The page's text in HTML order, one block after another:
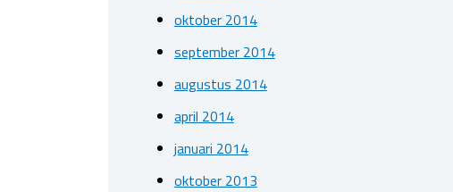
oktober 2014
september 2014
augustus 2014
april 2014
januari 2014
oktober 2013